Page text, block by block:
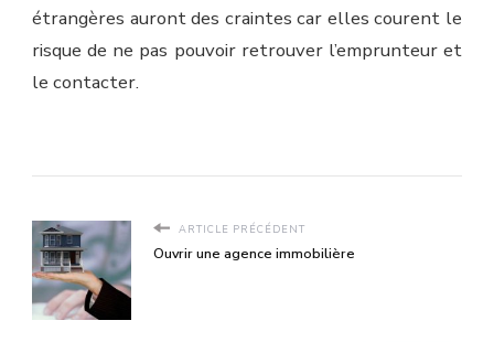
étrangères auront des craintes car elles courent le
risque de ne pas pouvoir retrouver l’emprunteur et
le contacter.
ARTICLE PRÉCÉDENT
Ouvrir une agence immobilière